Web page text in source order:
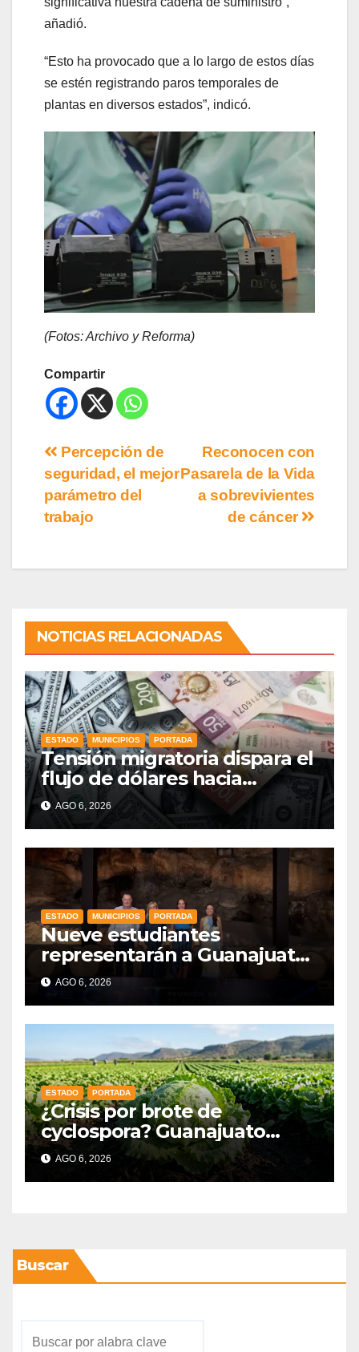
añadió.
“Esto ha provocado que a lo largo de estos días
se estén registrando paros temporales de
plantas en diversos estados”, indicó.
(Fotos: Archivo y Reforma)
Compartir
Reconocen con
Pasarela de la Vida
a sobrevivientes
de cáncer
Percepción de
seguridad, el mejor
parámetro del
trabajo
NOTICIAS RELACIONADAS
ESTADO MUNICIPIOS PORTADA
Tensión migratoria dispara el
flujo de dólares hacia
municipios de Guanajuato
AGO 6, 2026
ESTADO MUNICIPIOS PORTADA
Nueve estudiantes
representarán a Guanajuato
en la Olimpiada Mexicana de
Matemáticas 2026
AGO 6, 2026
ESTADO PORTADA
¿Crisis por brote de
cyclospora? Guanajuato
mantiene intactas sus
exportaciones
AGO 6, 2026
Buscar